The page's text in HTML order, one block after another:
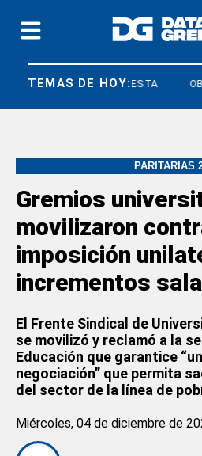
TEMAS DE HOY:
A RESPUESTA OBRAS
PARITARIAS
Gremios
movilizaron
imposición
incrementos
El Frente Sindical de
se movilizó y reclamó a la
Educación que garantice
negociación” que permita
del sector de la línea de
Miércoles, 04 de diciembre de